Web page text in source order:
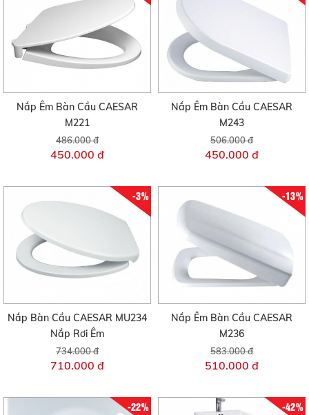
Nắp Êm Bàn Cầu CAESAR
M221
486.000 đ
450.000 đ
Nắp Êm Bàn Cầu CAESAR
M243
506.000 đ
450.000 đ
-3%
Nắp Bàn Cầu CAESAR MU234
Nắp Rơi Êm
734.000 đ
710.000 đ
-13%
Nắp Êm Bàn Cầu CAESAR
M236
583.000 đ
510.000 đ
-22% -42%